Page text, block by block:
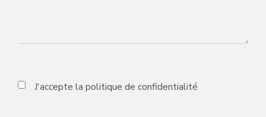
J'accepte la politique de confidentialité